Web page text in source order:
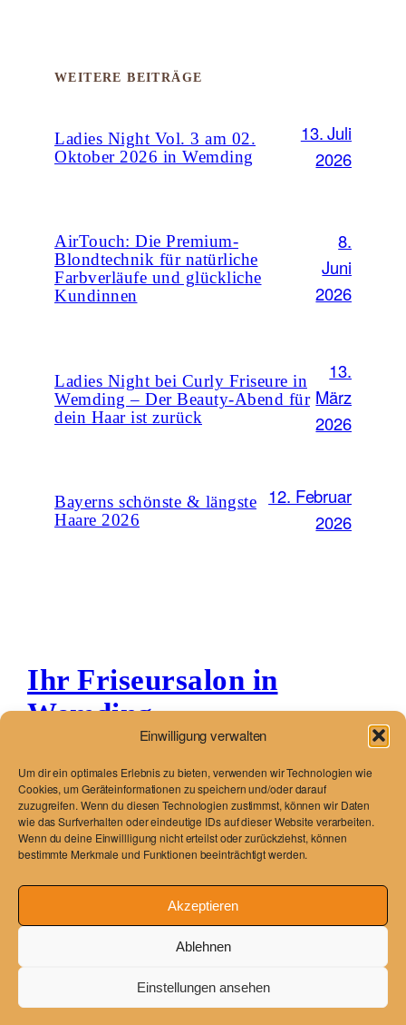
Einwilligung verwalten
Um dir ein optimales Erlebnis zu bieten, verwenden wir Technologien wie
Cookies, um Geräteinformationen zu speichern und/oder darauf
zuzugreifen. Wenn du diesen Technologien zustimmst, können wir Daten
wie das Surfverhalten oder eindeutige IDs auf dieser Website verarbeiten.
Wenn du deine Einwillligung nicht erteilst oder zurückziehst, können
bestimmte Merkmale und Funktionen beeinträchtigt werden.
Akzeptieren
Ablehnen
Einstellungen ansehen
WEITERE BEITRÄGE
Ladies Night Vol. 3 am 02.
Oktober 2026 in Wemding
13. Juli
2026
AirTouch: Die Premium-
Blondtechnik für natürliche
Farbverläufe und glückliche
Kundinnen
8.
Juni
2026
Ladies Night bei Curly Friseure in
Wemding – Der Beauty-Abend für
dein Haar ist zurück
13.
März
2026
Bayerns schönste & längste
Haare 2026
12. Februar
2026
Ihr Friseursalon in
Wemding
Just another WordPress site
Blog
Autoren
Veranstaltungen
Themes
Twenty Twenty-Five Gestaltet mitWordPress